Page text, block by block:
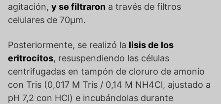
agitación, y se filtraron a través de filtros
celulares de 70μm.
Posteriormente, se realizó la lisis de los
eritrocitos, resuspendiendo las células
centrifugadas en tampón de cloruro de amonio
con Tris (0,017 M Tris / 0,14 M NH4Cl, ajustado a
pH 7,2 con HCl) e incubándolas durante